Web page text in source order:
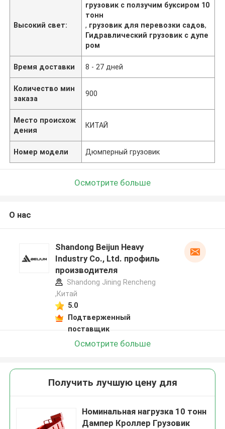
Высокий свет:
грузовик с ползучим буксиром 10
тонн
, грузовик для перевозки садов,
Гидравлический грузовик с дупе
ром
Время доставки 8 - 27 дней
Количество мин
заказа
900
Место происхож
дения
КИТАЙ
Номер модели Дюмперный грузовик
Осмотрите больше
О нас
Shandong Beijun Heavy
Industry Co., Ltd. профиль
производителя
Shandong Jining Rencheng
,Китай
5.0
Подтверженный
поставщик
Осмотрите больше
Получить лучшую цену для
Номинальная нагрузка 10 тонн
Дампер Кроллер Грузовик